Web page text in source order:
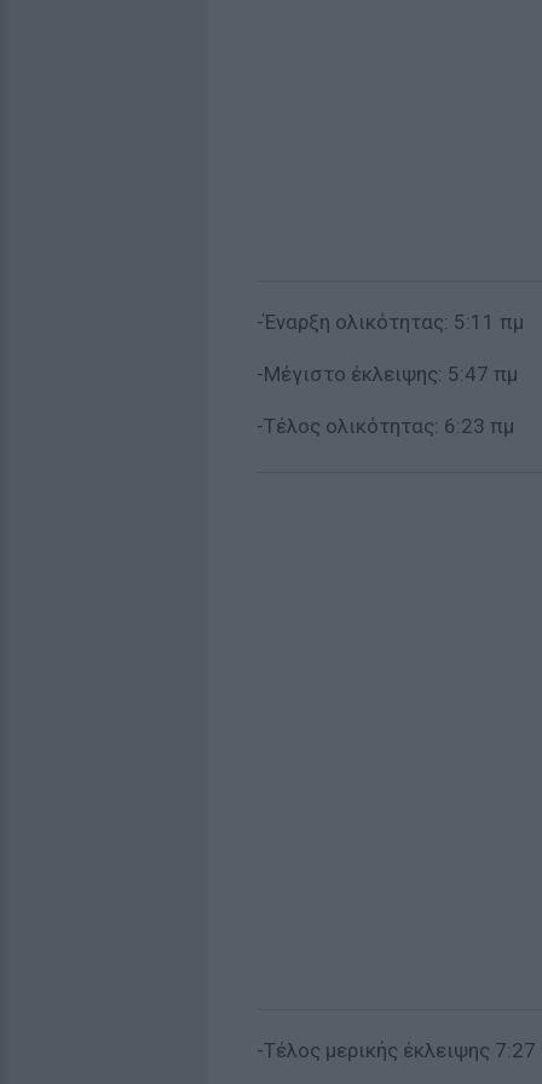
-Έναρξη ολικότητας: 5:11 πμ
-Μέγιστο έκλειψης: 5:47 πμ
-Τέλος ολικότητας: 6:23 πμ
-Τέλος μερικής έκλειψης 7:27